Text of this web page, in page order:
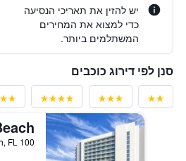
יש להזין את תאריכי הנסיעה
כדי למצוא את המחירים
המשתלמים ביותר.
סנן לפי דירוג כוכבים